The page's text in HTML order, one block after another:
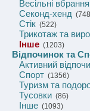
Весільні вбрання
Секонд-хенд
Стік (522)
Трикотаж та
Інше (1203)
Відпочинок та
Активний
Спорт (1356)
Туризм та
Тусовки (86)
Інше (1093)